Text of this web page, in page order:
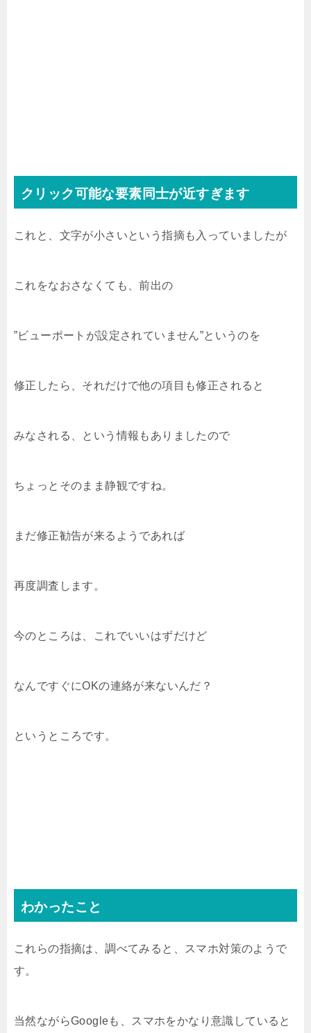
クリック可能な要素同士が近すぎます
これと、文字が小さいという指摘も入っていましたが
これをなおさなくても、前出の
”ビューポートが設定されていません”というのを
修正したら、それだけで他の項目も修正されると
みなされる、という情報もありましたので
ちょっとそのまま静観ですね。
まだ修正勧告が来るようであれば
再度調査します。
今のところは、これでいいはずだけど
なんですぐにOKの連絡が来ないんだ？
というところです。
わかったこと
これらの指摘は、調べてみると、スマホ対策のようで
す。
当然ながらGoogleも、スマホをかなり意識していると